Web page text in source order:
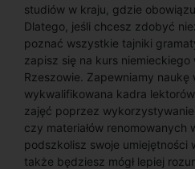
studiów w kraju, gdzie
Dlatego, jeśli chcesz zdobyć
poznać wszystkie tajniki
zapisz się na kurs niemieckiego
Rzeszowie. Zapewniamy naukę
wykwalifikowana kadra
zajęć poprzez
czy materiałów renomowanych
podszkolisz swoje umiejętności
także będziesz mógł lepiej